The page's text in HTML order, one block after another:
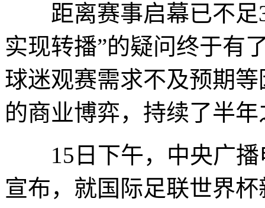
距离赛事启幕已不足
实现转播”的疑问终于有
球迷观赛需求不及预期
的商业博弈，持续了半
15日下午，中央广播
宣布，就国际足联世界